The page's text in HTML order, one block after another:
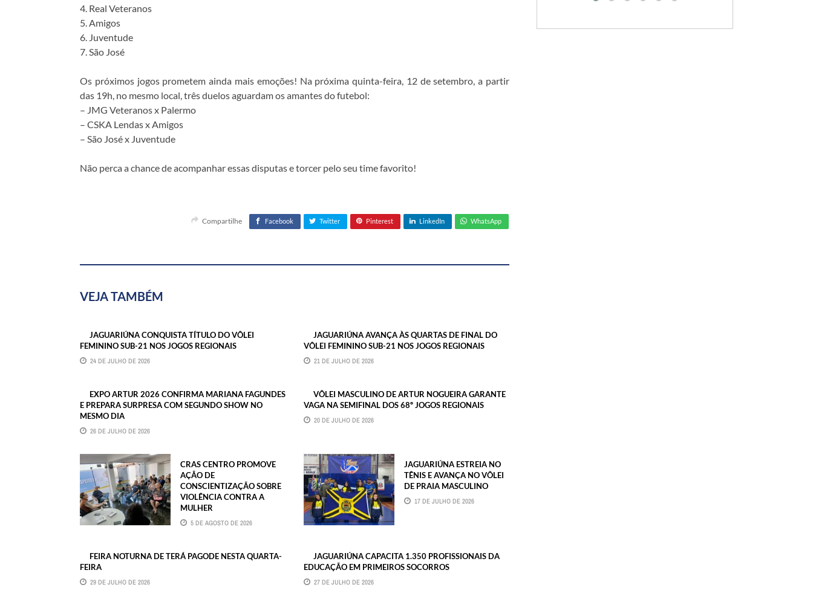
4. Real Veteranos
5. Amigos
6. Juventude
7. São José
Os próximos jogos prometem ainda mais emoções! Na próxima quinta-feira, 12 de setembro, a partir
das 19h, no mesmo local, três duelos aguardam os amantes do futebol:
– JMG Veteranos x Palermo
– CSKA Lendas x Amigos
– São José x Juventude
Não perca a chance de acompanhar essas disputas e torcer pelo seu time favorito!
Compartilhe Facebook Twitter Pinterest LinkedIn WhatsApp
VEJA TAMBÉM
JAGUARIÚNA CONQUISTA TÍTULO DO VÔLEI
FEMININO SUB-21 NOS JOGOS REGIONAIS
24 DE JULHO DE 2026
JAGUARIÚNA AVANÇA ÀS QUARTAS DE FINAL DO
VÔLEI FEMININO SUB-21 NOS JOGOS REGIONAIS
21 DE JULHO DE 2026
EXPO ARTUR 2026 CONFIRMA MARIANA FAGUNDES
E PREPARA SURPRESA COM SEGUNDO SHOW NO
MESMO DIA
26 DE JULHO DE 2026
VÔLEI MASCULINO DE ARTUR NOGUEIRA GARANTE
VAGA NA SEMIFINAL DOS 68º JOGOS REGIONAIS
20 DE JULHO DE 2026
CRAS CENTRO PROMOVE
AÇÃO DE
CONSCIENTIZAÇÃO SOBRE
VIOLÊNCIA CONTRA A
MULHER
5 DE AGOSTO DE 2026
JAGUARIÚNA ESTREIA NO
TÊNIS E AVANÇA NO VÔLEI
DE PRAIA MASCULINO
17 DE JULHO DE 2026
FEIRA NOTURNA DE TERÁ PAGODE NESTA QUARTA-
FEIRA
29 DE JULHO DE 2026
JAGUARIÚNA CAPACITA 1.350 PROFISSIONAIS DA
EDUCAÇÃO EM PRIMEIROS SOCORROS
27 DE JULHO DE 2026